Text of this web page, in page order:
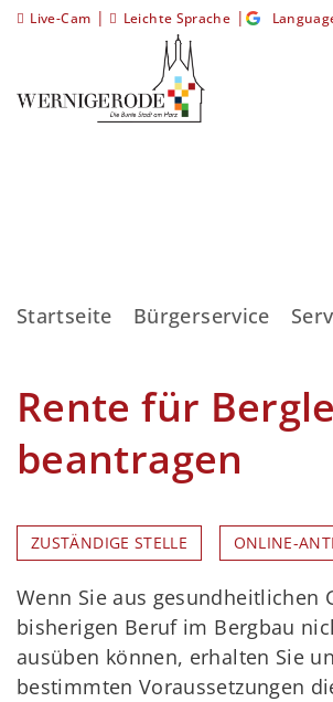
Live-Cam | Leichte Sprache |
Startseite Bürgerservice
Rente für
beantragen
ZUSTÄNDIGE STELLE ONLINE-
Wenn Sie aus gesundheitlichen
bisherigen Beruf im Bergbau
ausüben können, erhalten Sie
bestimmten Voraussetzungen